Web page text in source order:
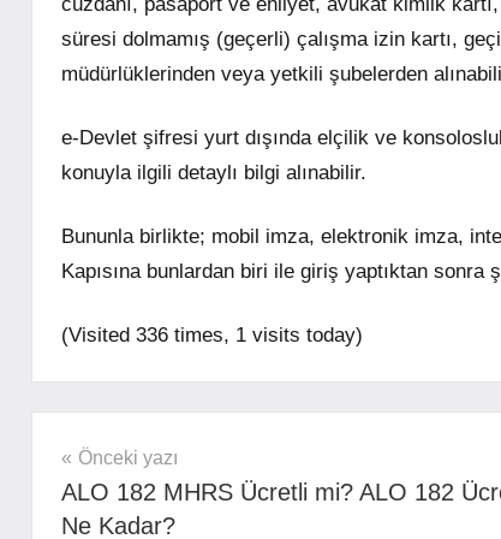
süresi dolmamış (geçerli) çalışma izin kartı,
müdürlüklerinden veya yetkili şubelerden
e-Devlet şifresi yurt dışında elçilik ve
konuyla ilgili detaylı bilgi alınabilir.
Bununla birlikte; mobil imza, elektronik imza,
Kapısına bunlardan biri ile giriş yaptıktan sonra
(Visited 336 times, 1 visits today)
Yazı
gezinmesi
Önceki yazı
ALO 182 MHRS Ücretli mi? ALO 182
Ne Kadar?